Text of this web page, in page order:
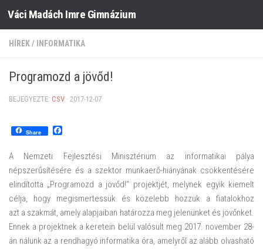
Skip to content
Váci Madách Imre Gimnázium
HÍREK/ INFORMATIKA
Programozd a jövőd!
BEJEGYEZTE: CSV · 2017-12-07
Share
A Nemzeti Fejlesztési Minisztérium az informatikai pálya
népszerűsítésére és a szektor munkaerő-hiányának csökkentésére
elindította „Programozd a jövőd!” projektjét, melynek egyik kiemelt
célja, hogy megismertessük és közelebb hozzuk a fiatalokhoz
azt a szakmát, amely alapjaiban határozza meg jelenünket és jövőnket.
Ennek a projektnek a keretein belül valósult meg 2017. november 28-
án nálunk az a rendhagyó informatika óra, amelyről az alább olvasható